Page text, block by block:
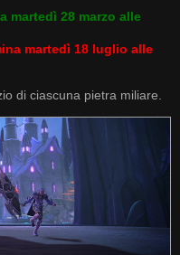
martedì 28 marzo alle
martedì 18 luglio alle
di ciascuna pietra miliare.